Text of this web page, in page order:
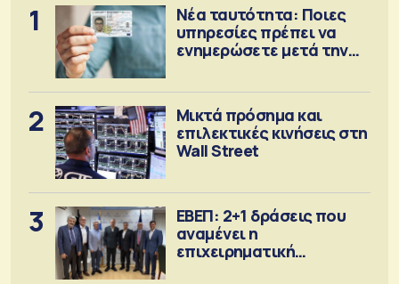
1
Νέα ταυτότητα: Ποιες
υπηρεσίες πρέπει να
ενημερώσετε μετά την
2
Μικτά πρόσημα και
επιλεκτικές κινήσεις στη
Wall Street
3
ΕΒΕΠ: 2+1 δράσεις που
αναμένει η
επιχειρηματική